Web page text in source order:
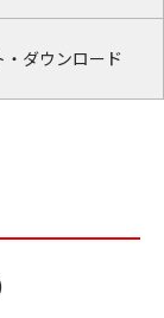
・ダウンロード